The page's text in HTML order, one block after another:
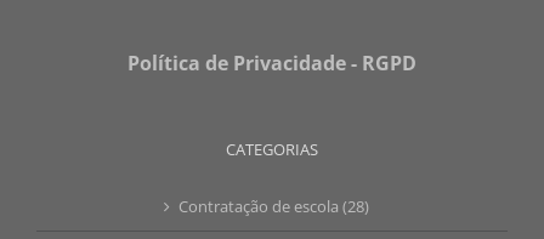
Política de Privacidade - RGPD
CATEGORIAS
Contratação de escola (28)